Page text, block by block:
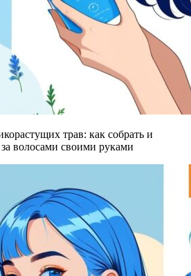
трав: как собрать и
волосами своими руками